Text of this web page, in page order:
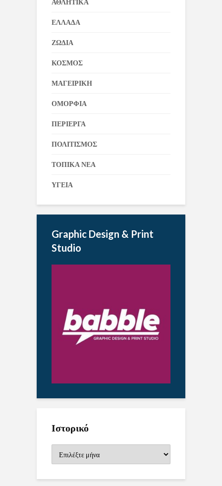
ΑΘΛΗΤΙΚΑ
ΕΛΛΑΔΑ
ΖΩΔΙΑ
ΚΟΣΜΟΣ
ΜΑΓΕΙΡΙΚΗ
ΟΜΟΡΦΙΑ
ΠΕΡΙΕΡΓΑ
ΠΟΛΙΤΙΣΜΟΣ
ΤΟΠΙΚΑ ΝΕΑ
ΥΓΕΙΑ
Graphic Design & Print
Studio
Ιστορικό